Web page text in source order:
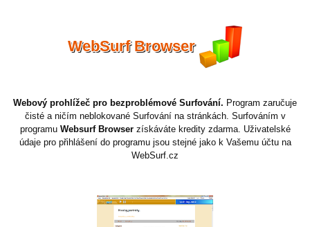
WebSurf Browser
Webový prohlížeč pro bezproblémové Surfování. Program zaručuje
čisté a ničím neblokované Surfování na stránkách. Surfováním v
programu Websurf Browserzískáváte kredity zdarma. Uživatelské
údaje pro přihlášení do programu jsou stejné jako k Vašemu účtu na
WebSurf.cz